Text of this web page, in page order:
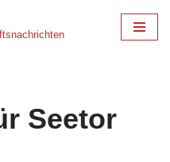
Seetor